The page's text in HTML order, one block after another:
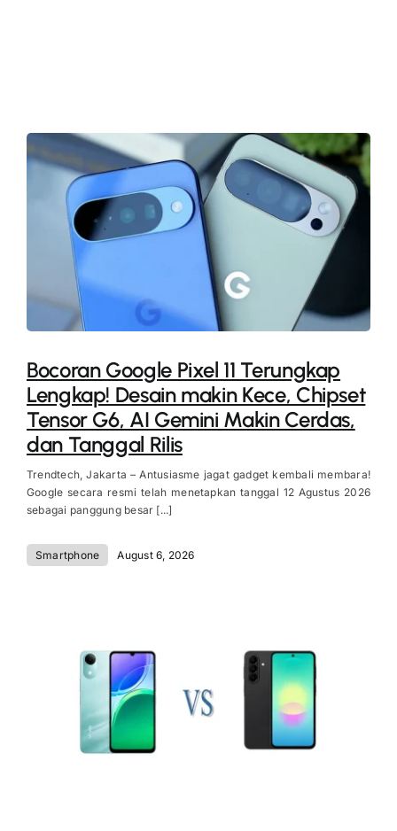
Bocoran Google Pixel 11 Terungkap
Lengkap! Desain makin Kece, Chipset
Tensor G6, AI Gemini Makin Cerdas,
dan Tanggal Rilis
Trendtech, Jakarta – Antusiasme jagat gadget kembali membara!
Google secara resmi telah menetapkan tanggal 12 Agustus 2026
sebagai panggung besar [...]
Smartphone August 6, 2026